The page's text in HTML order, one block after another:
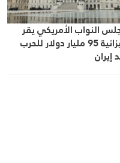
النواب الأمريكي يقر
ميزانية 95 مليار دولار للحرب
إيران